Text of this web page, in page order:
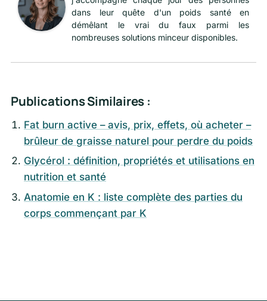
dans leur quête d'un poids santé en
démêlant le vrai du faux parmi les
nombreuses solutions minceur disponibles.
Publications Similaires :
Fat burn active – avis, prix, effets, où acheter –
brûleur de graisse naturel pour perdre du poids
Glycérol : définition, propriétés et utilisations en
nutrition et santé
Anatomie en K : liste complète des parties du
corps commençant par K